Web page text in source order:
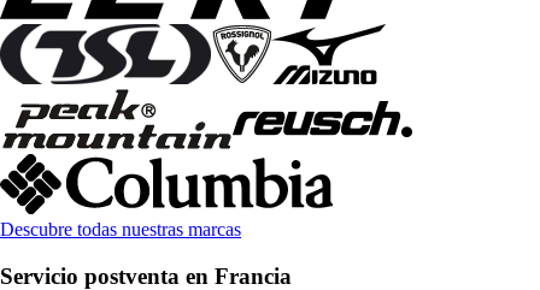
Descubre todas nuestras marcas
Servicio postventa en Francia